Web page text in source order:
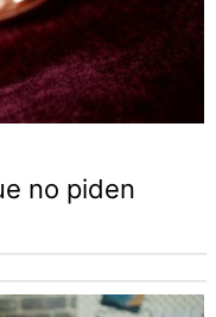
no piden